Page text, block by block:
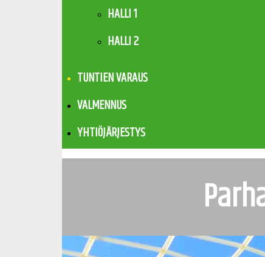
HALLI 1
HALLI 2
TUNTIEN VARAUS
VALMENNUS
YHTIÖJÄRJESTYS